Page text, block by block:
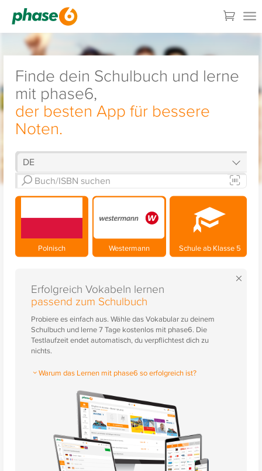
Finde dein Schulbuch und lerne
mit phase6,
der besten App für bessere
Noten.
Polnisch Westermann Schule ab Klasse 5
×
Erfolgreich Vokabeln lernen
passend zum Schulbuch
Probiere es einfach aus. Wähle das Vokabular zu deinem
Schulbuch und lerne 7 Tage kostenlos mit phase6. Die
Testlaufzeit endet automatisch, du verpflichtest dich zu
nichts.
Warum das Lernen mit phase6 so erfolgreich ist?